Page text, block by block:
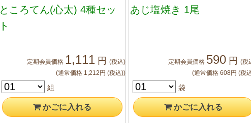
ところてん(心太) 4種セッ
ト
定期会員価格 1,111 円(税込)
(通常価格 1,212 円(税込))
組
かごに入れる
あじ塩焼き 1尾
定期会員価格 590 円(税
(通常価格608円(税
袋
かごに入れる